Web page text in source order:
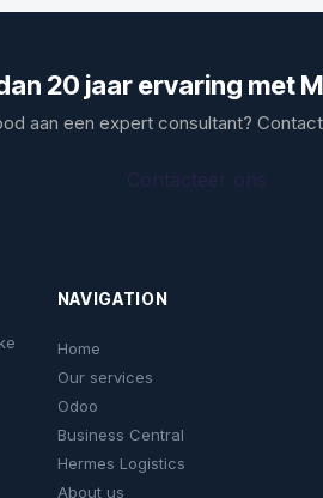
20 jaar ervaring met
aan een expert consultant?
NAVIGATION
Home
Our services
Odoo
Business Central
Hermes Logistics
About us